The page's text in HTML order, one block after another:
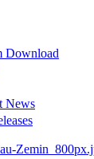
Download
News